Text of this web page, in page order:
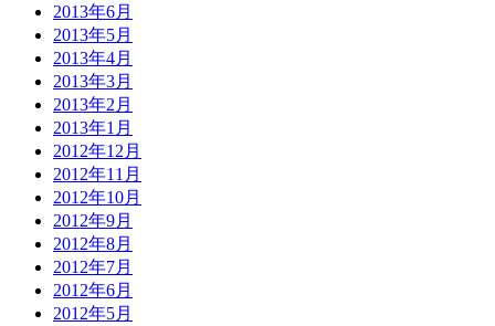
2013年6月
2013年5月
2013年4月
2013年3月
2013年2月
2013年1月
2012年12月
2012年11月
2012年10月
2012年9月
2012年8月
2012年7月
2012年6月
2012年5月